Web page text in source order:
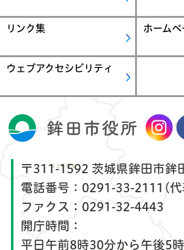
リンク集 ホーム
ウェブアクセシビリティ
〒311-1592 茨城県鉾田市鉾
電話番号： 0291-33-2111(代
ファクス： 0291-32-4443
開庁時間：
平日午前8時30分から午後5